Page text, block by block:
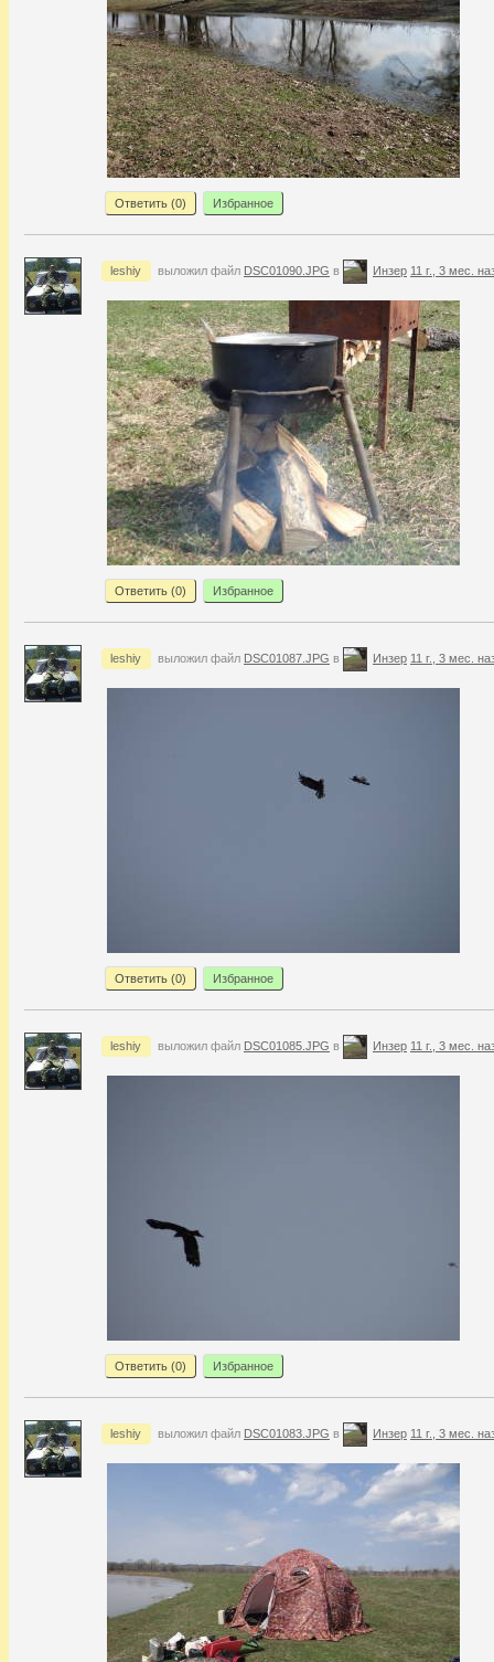
Ответить (0) Избранное
leshiy выложил файл DSC01090.JPG в Инзер 11 г., 3 мес.
Ответить (0) Избранное
leshiy выложил файл DSC01087.JPG в Инзер 11 г., 3 мес.
Ответить (0) Избранное
leshiy выложил файл DSC01085.JPG в Инзер 11 г., 3 мес.
Ответить (0) Избранное
leshiy выложил файл DSC01083.JPG в Инзер 11 г., 3 мес.